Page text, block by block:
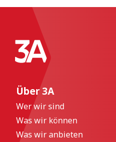
Über 3A
Wer wir sind
Was wir können
Was wir anbieten